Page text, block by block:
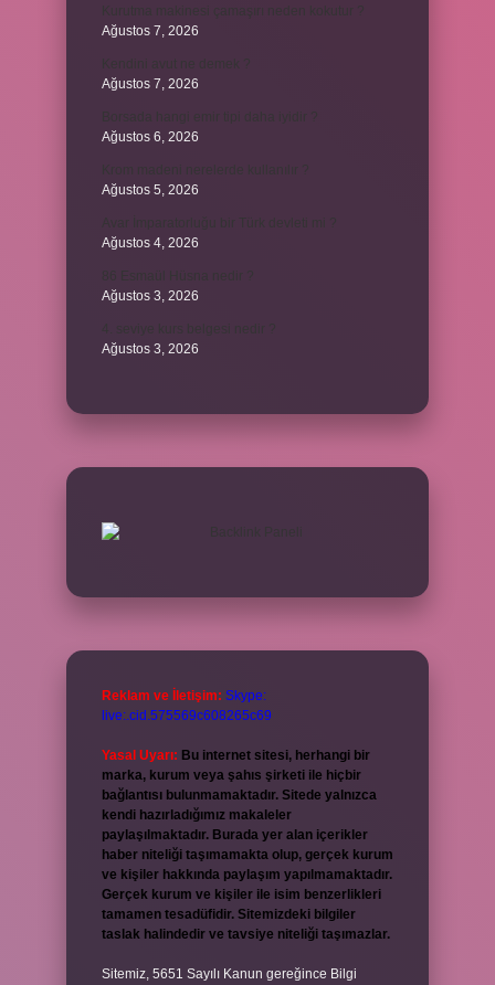
Ağustos 7, 2026
Ağustos 7, 2026
Ağustos 6, 2026
Ağustos 5, 2026
Ağustos 4, 2026
Ağustos 3, 2026
Ağustos 3, 2026
Reklam ve İletişim: Skype:
live:.cid.575569c608265c69
Yasal Uyarı: Bu internet sitesi, herhangi bir
marka, kurum veya şahıs şirketi ile hiçbir
bağlantısı bulunmamaktadır. Sitede yalnızca
kendi hazırladığımız makaleler
paylaşılmaktadır. Burada yer alan içerikler
haber niteliği taşımamakta olup, gerçek kurum
ve kişiler hakkında paylaşım yapılmamaktadır.
Gerçek kurum ve kişiler ile isim benzerlikleri
tamamen tesadüfidir. Sitemizdeki bilgiler
taslak halindedir ve tavsiye niteliği taşımazlar.
Sitemiz, 5651 Sayılı Kanun gereğince Bilgi